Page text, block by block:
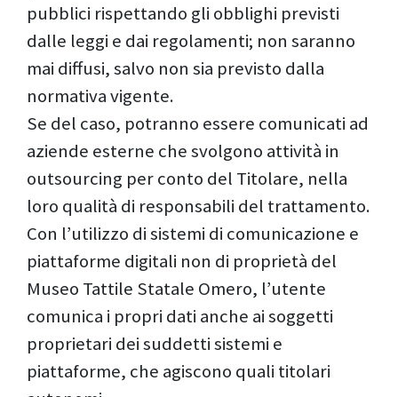
pubblici rispettando gli obblighi previsti
dalle leggi e dai regolamenti; non saranno
mai diffusi, salvo non sia previsto dalla
normativa vigente.
Se del caso, potranno essere comunicati ad
aziende esterne che svolgono attività in
outsourcing per conto del Titolare, nella
loro qualità di responsabili del trattamento.
Con l’utilizzo di sistemi di comunicazione e
piattaforme digitali non di proprietà del
Museo Tattile Statale Omero, l’utente
comunica i propri dati anche ai soggetti
proprietari dei suddetti sistemi e
piattaforme, che agiscono quali titolari